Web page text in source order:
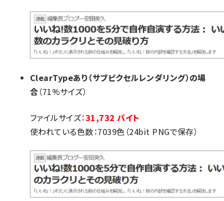
ClearTypeあり（サブピクセルレンダリング）の場
合（71%サイズ）
ファイルサイズ：31,732 バイト
使われている色数：7039色（24bit PNGで保存）